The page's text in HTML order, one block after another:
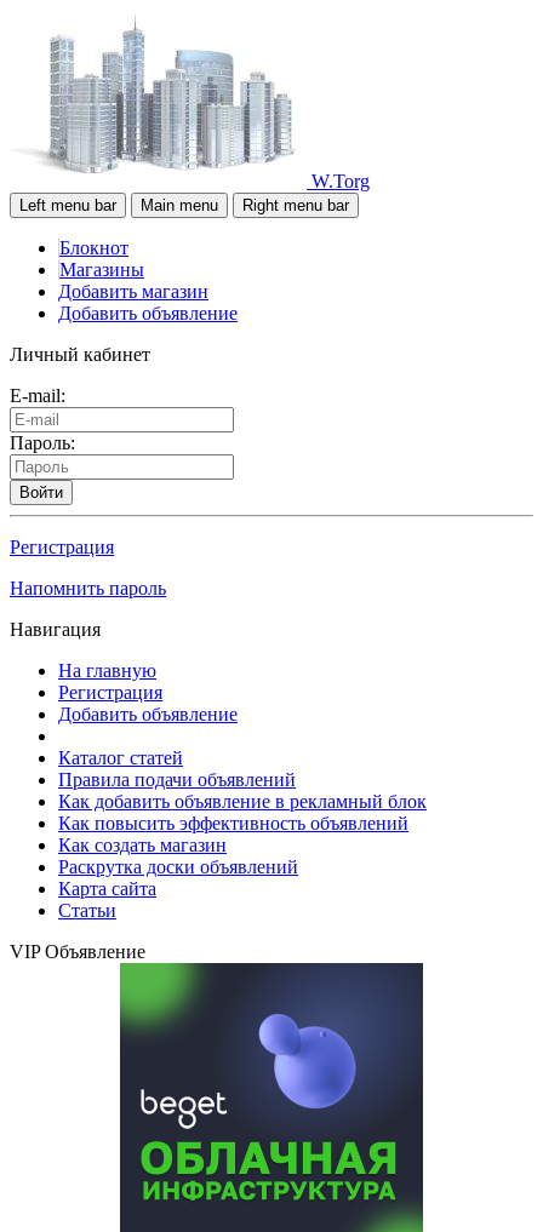
W.Torg
Left menu bar Main menu Right menu bar
Блокнот
Магазины
Добавить магазин
Добавить объявление
Личный кабинет
E-mail:
Пароль:
Войти
Регистрация
Напомнить пароль
Навигация
На главную
Регистрация
Добавить объявление
Каталог статей
Правила подачи объявлений
Как добавить объявление в рекламный блок
Как повысить эффективность объявлений
Как создать магазин
Раскрутка доски объявлений
Карта сайта
Статьи
VIP Объявление